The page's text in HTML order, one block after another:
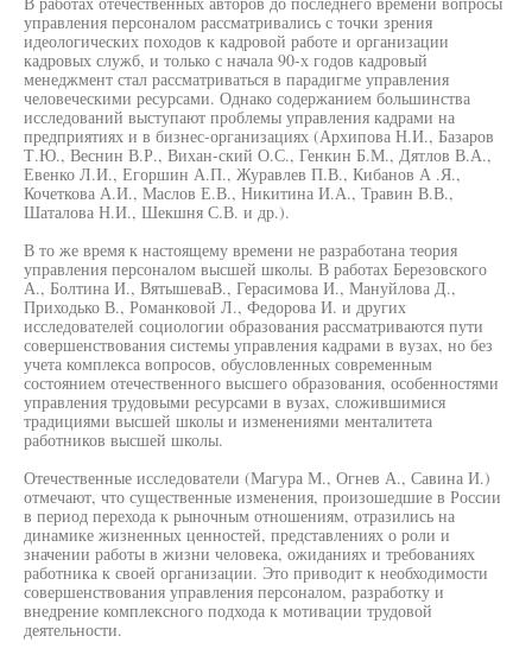
управления персоналом рассматривались с точки зрения
идеологических походов к кадровой работе и организации
кадровых служб, и только с начала 90-х годов кадровый
менеджмент стал рассматриваться в парадигме управления
человеческими ресурсами. Однако содержанием большинства
исследований выступают проблемы управления кадрами на
предприятиях и в бизнес-организациях (Архипова Н.И., Базаров
Т.Ю., Веснин В.Р., Вихан-ский О.С., Генкин Б.М., Дятлов В.А.,
Евенко Л.И., Егоршин А.П., Журавлев П.В., Кибанов А .Я.,
Кочеткова А.И., Маслов Е.В., Никитина И.А., Травин В.В.,
Шаталова Н.И., Шекшня С.В. и др.).
В то же время к настоящему времени не разработана теория
управления персоналом высшей школы. В работах Березовского
А., Болтина И., ВятышеваВ., Герасимова И., Мануйлова Д.,
Приходько В., Романковой Л., Федорова И. и других
исследователей социологии образования рассматриваются пути
совершенствования системы управления кадрами в вузах, но без
учета комплекса вопросов, обусловленных современным
состоянием отечественного высшего образования, особенностями
управления трудовыми ресурсами в вузах, сложившимися
традициями высшей школы и изменениями менталитета
работников высшей школы.
Отечественные исследователи (Магура М., Огнев А., Савина И.)
отмечают, что существенные изменения, произошедшие в России
в период перехода к рыночным отношениям, отразились на
динамике жизненных ценностей, представлениях о роли и
значении работы в жизни человека, ожиданиях и требованиях
работника к своей организации. Это приводит к необходимости
совершенствования управления персоналом, разработку и
внедрение комплексного подхода к мотивации трудовой
деятельности.